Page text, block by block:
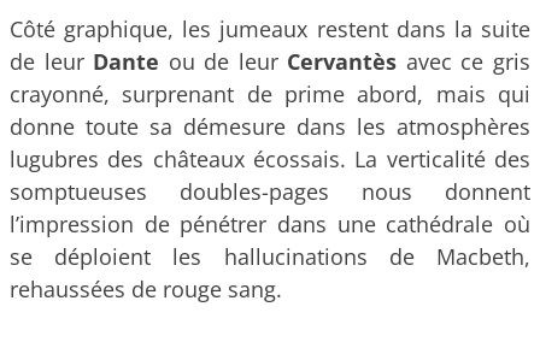
Côté graphique, les jumeaux restent dans la suite
de leur Dante ou de leur Cervantès avec ce gris
crayonné, surprenant de prime abord, mais qui
donne toute sa démesure dans les atmosphères
lugubres des châteaux écossais. La verticalité des
somptueuses doubles-pages nous donnent
l’impression de pénétrer dans une cathédrale où
se déploient les hallucinations de Macbeth,
rehaussées de rouge sang.